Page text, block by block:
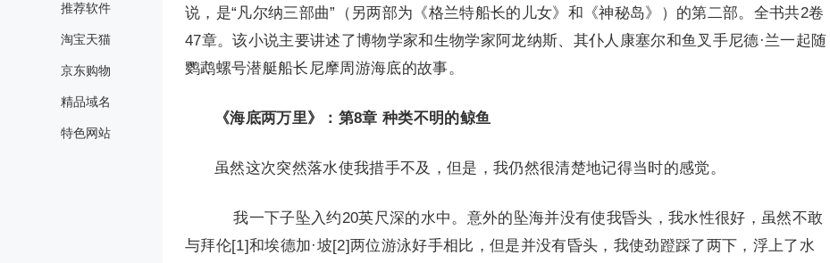
推荐软件
淘宝天猫
京东购物
精品域名
特色网站
说，是“凡尔纳三部曲”（另两部为《格兰特船长的儿女》和《神秘岛》）的第二部。全书共2卷
47章。该小说主要讲述了博物学家和生物学家阿龙纳斯、其仆人康塞尔和鱼叉手尼德·兰一起随
鹦鹉螺号潜艇船长尼摩周游海底的故事。
《海底两万里》：第8章 种类不明的鲸鱼
虽然这次突然落水使我措手不及，但是，我仍然很清楚地记得当时的感觉。
我一下子坠入约20英尺深的水中。意外的坠海并没有使我昏头，我水性很好，虽然不敢
与拜伦[1]和埃德加·坡[2]两位游泳好手相比，但是并没有昏头，我使劲蹬踩了两下，浮上了水